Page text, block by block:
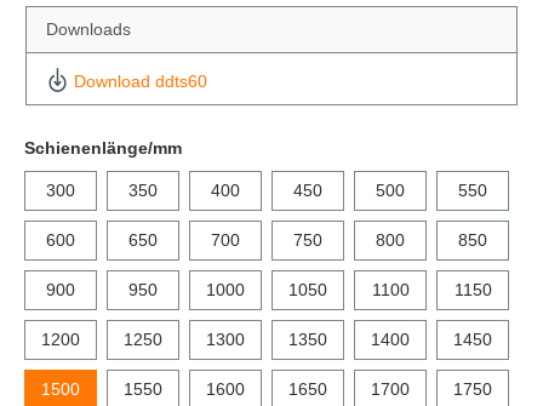
Downloads
Download ddts60
Schienenlänge/mm
300 350 400 450 500 550
600 650 700 750 800 850
900 950 1000 1050 1100 1150
1200 1250 1300 1350 1400 1450
1500 1550 1600 1650 1700 1750